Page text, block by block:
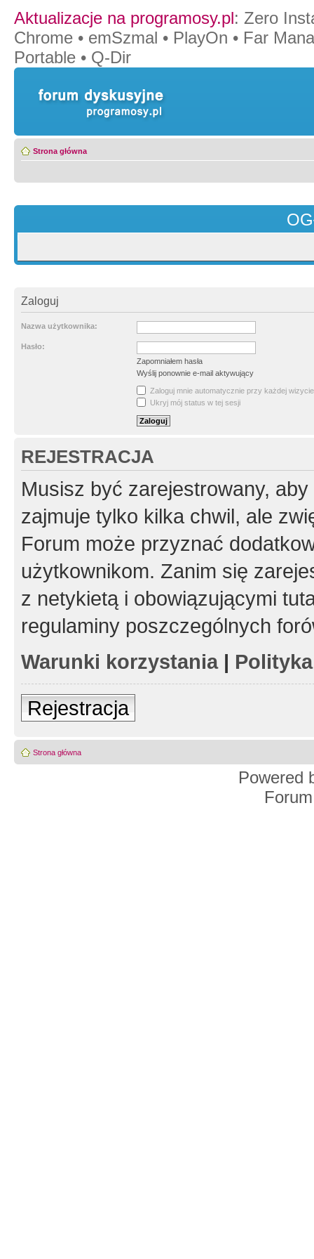
Aktualizacje na programosy.pl: Zero
Chrome • emSzmal • PlayOn • Far
Portable • Q-Dir
Strona główna
Zaloguj
Nazwa użytkownika:
Hasło:
Zapomniałem hasła
Wyślij ponownie e-mail aktywujący
Zaloguj mnie automatycznie przy każdej wizycie
Ukryj mój status w tej sesji
REJESTRACJA
Musisz być zarejestrowany,
zajmuje tylko kilka chwil, ale
Forum może przyznać
użytkownikom. Zanim się
z netykietą i obowiązującymi
regulaminy poszczególnych
Warunki korzystania|
Rejestracja
Strona główna
Powered